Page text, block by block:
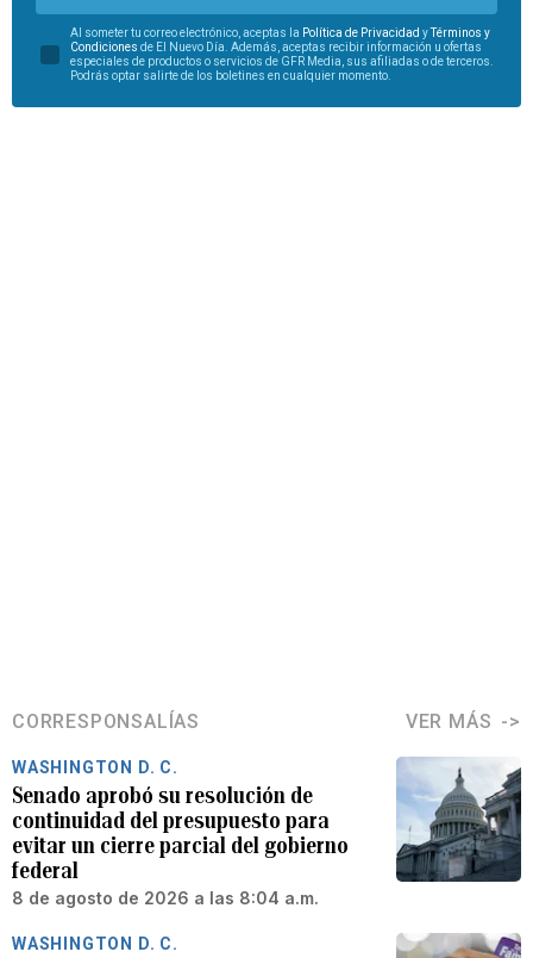
Al someter tu correo electrónico, aceptas la Política de Privacidad yTérminos y
Condiciones de El Nuevo Día. Además, aceptas recibir información u ofertas
especiales de productos o servicios de GFR Media, sus afiliadas o de terceros.
Podrás optar salirte de los boletines en cualquier momento.
CORRESPONSALÍAS VER MÁS
WASHINGTON D. C.
Senado aprobó su resolución de
continuidad del presupuesto para
evitar un cierre parcial del gobierno
federal
8 de agosto de 2026 a las 8:04 a.m.
WASHINGTON D. C.